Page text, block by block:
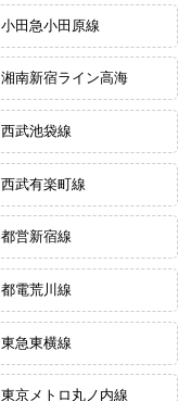
小田急小田原線
湘南新宿ライン高海
西武池袋線
西武有楽町線
都営新宿線
都電荒川線
東急東横線
東京メトロ丸ノ内線